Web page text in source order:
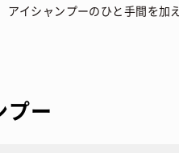
イシャンプーのひと手間を加
プー